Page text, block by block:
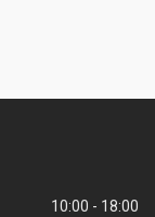
10:00
18:00